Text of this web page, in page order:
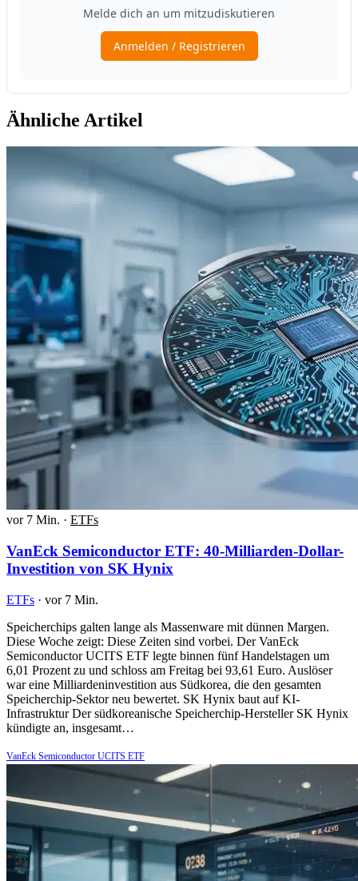
Ähnliche Artikel
vor 7 Min. · ETFs
VanEck Semiconductor ETF: 40-Milliarden-Dollar-
Investition von SK Hynix
ETFs · vor 7 Min.
Speicherchips galten lange als Massenware mit dünnen Margen.
Diese Woche zeigt: Diese Zeiten sind vorbei. Der VanEck
Semiconductor UCITS ETF legte binnen fünf Handelstagen um
6,01 Prozent zu und schloss am Freitag bei 93,61 Euro. Auslöser
war eine Milliardeninvestition aus Südkorea, die den gesamten
Speicherchip-Sektor neu bewertet. SK Hynix baut auf KI-
Infrastruktur Der südkoreanische Speicherchip-Hersteller SK Hynix
kündigte an, insgesamt…
VanEck Semiconductor UCITS ETF